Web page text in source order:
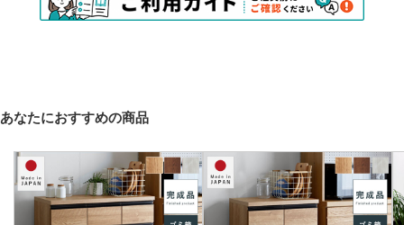
あなたにおすすめの商品